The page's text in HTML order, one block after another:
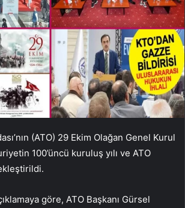
(ATO) 29 Ekim Olağan Genel Kurul
100’üncü kuruluş yılı ve ATO
göre, ATO Başkanı Gürsel